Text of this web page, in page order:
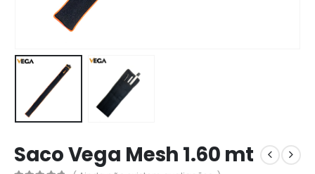
Saco Vega Mesh 1.60 mt